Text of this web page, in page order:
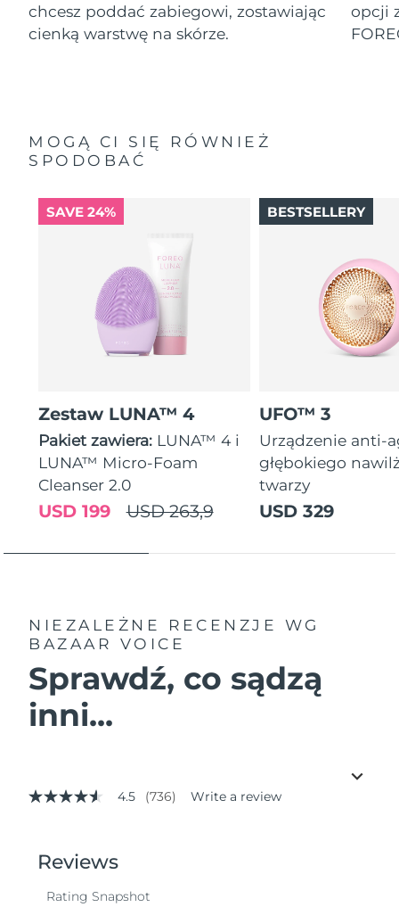
chcesz poddać zabiegowi, zostawiając
cienką warstwę na skórze.
opcji
MOGĄ CI SIĘ RÓWNIEŻ
SPODOBAĆ
SAVE 24%
Zestaw LUNA™ 4
Pakiet zawiera: LUNA™ 4 i
LUNA™ Micro-Foam
Cleanser 2.0
USD 263,9
USD 199
UFO™ 3
Urządzenie anti-
głębokiego
twarzy
USD 329
BESTSELLERY
NIEZALEŻNE RECENZJE
WG
BAZAAR VOICE
Sprawdź, co sądzą
inni...
4.5
stars,
average
value.
4.5 (736) Write a review